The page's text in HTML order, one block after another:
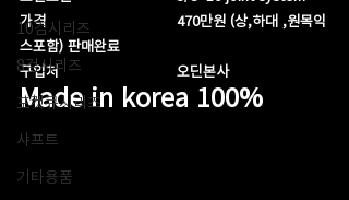
10검시리즈
8검시리즈
포켓큐시리즈
샤프트
기타용품
가격                              470만원 (상,하대 ,원목익
스포함) 판매완료
구입처                           오딘본사
Made in korea 100%